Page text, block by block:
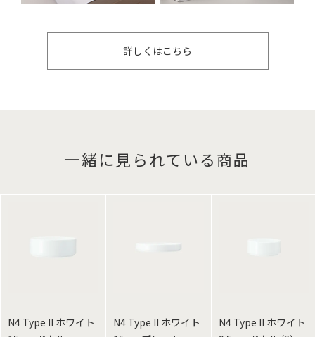
詳しくはこちら
一緒に見られている商品
N4 Type II ホワイト
N4 Type II ホワイト
N4 Type II ホワイト